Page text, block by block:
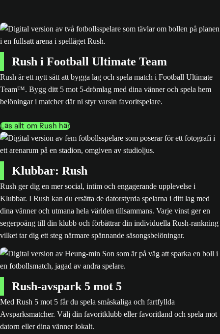
Rush i Football Ultimate Team
Rush är ett nytt sätt att bygga lag och spela match i Football Ultimate
Team™. Bygg ditt 5 mot 5-drömlag med dina vänner och spela hem
belöningar i matcher där ni styr varsin favoritspelare.
Läs allt om Rush här
Klubbar: Rush
Rush ger dig en mer social, intim och engagerande upplevelse i
Klubbar. I Rush kan du ersätta de datorstyrda spelarna i ditt lag med
dina vänner och utmana hela världen tillsammans. Varje vinst ger en
segerpoäng till din klubb och förbättrar din individuella Rush-rankning
vilket tar dig ett steg närmare spännande säsongsbelöningar.
Rush-avspark 5 mot 5
Med Rush 5 mot 5 får du spela småskaliga och fartfyllda
Avsparksmatcher. Välj din favoritklubb eller favoritland och spela mot
datorn eller dina vänner lokalt.